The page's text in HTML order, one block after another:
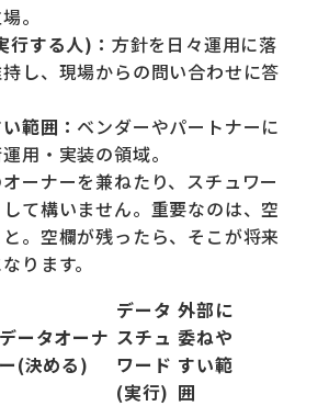
。
行する人)： 方針を日々運用に落
し、現場からの問い合わせに答
範囲： ベンダーやパートナーに
用・実装の領域。
ーナーを兼ねたり、スチュワー
て構いません。重要なのは、空
。空欄が残ったら、そこが将来
ります。
データオーナ
ー(決める)
データ
スチュ
ワード
(実行)
外部に
委ねや
すい範
囲